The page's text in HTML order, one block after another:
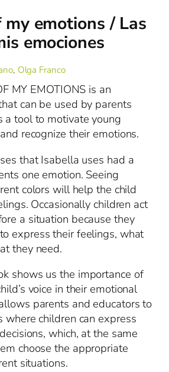
my emotions / Las
emociones
, Olga Franco
MY EMOTIONS is an
can be used by parents
a tool to motivate young
recognize their emotions.
that Isabella uses had a
one emotion. Seeing
colors will help the child
Occasionally children act
a situation because they
express their feelings, what
they need.
shows us the importance of
voice in their emotional
parents and educators to
where children can express
which, at the same
choose the appropriate
situations.